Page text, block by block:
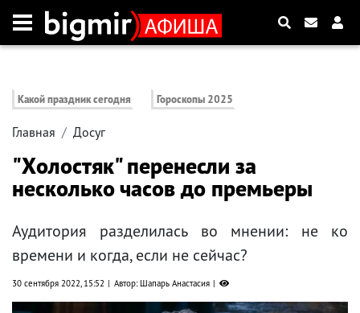
Какой праздник сегодня Гороскопы 2025
Главная Досуг
"Холостяк" перенесли за
несколько часов до премьеры
Аудитория разделилась во мнении: не ко
времени и когда, если не сейчас?
30 сентября 2022, 15:52 Автор: Шапарь Анастасия